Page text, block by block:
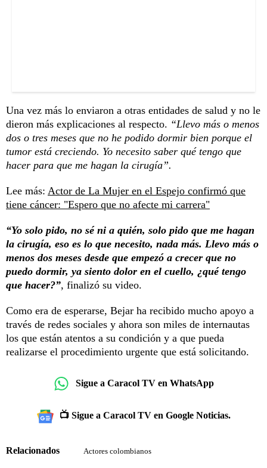
Una vez más lo enviaron a otras entidades de salud y no le
dieron más explicaciones al respecto. “Llevo más o menos
dos o tres meses que no he podido dormir bien porque el
tumor está creciendo. Yo necesito saber qué tengo que
hacer para que me hagan la cirugía”.
Lee más: Actor de La Mujer en el Espejo confirmó que
tiene cáncer: "Espero que no afecte mi carrera"
“Yo solo pido, no sé ni a quién, solo pido que me hagan
la cirugía, eso es lo que necesito, nada más. Llevo más o
menos dos meses desde que empezó a crecer que no
puedo dormir, ya siento dolor en el cuello, ¿qué tengo
que hacer?”, finalizó su video.
Como era de esperarse, Bejar ha recibido mucho apoyo a
través de redes sociales y ahora son miles de internautas
los que están atentos a su condición y a que pueda
realizarse el procedimiento urgente que está solicitando.
Sigue a Caracol TV en WhatsApp
📺 Sigue a Caracol TV en Google Noticias.
Relacionados Actores colombianos